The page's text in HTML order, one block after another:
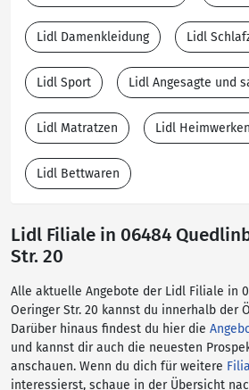
Lidl Damenkleidung Lidl
Lidl Sport Lidl Angesagte und
Lidl Matratzen Lidl
Lidl Bettwaren
Lidl Filiale in 06484
Str. 20
Alle aktuelle Angebote der Lidl Filiale in
Oeringer Str. 20 kannst du innerhalb der
Darüber hinaus findest du hier die
und kannst dir auch die neuesten
anschauen. Wenn du dich für weitere
interessierst, schaue in der Übersicht